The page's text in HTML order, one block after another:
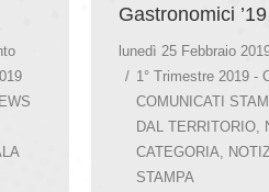
Gastronomici ’19
lunedì 25 Febbraio
1° Trimestre 2019 -
COMUNICATI
DAL TERRITORIO
CATEGORIA
STAMPA